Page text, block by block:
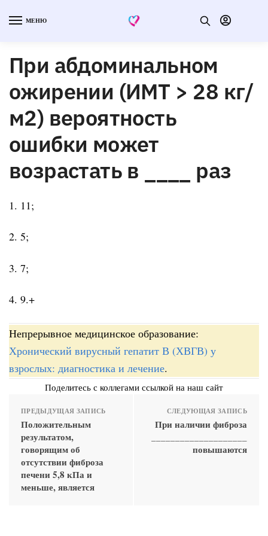
МЕНЮ
При абдоминальном
ожирении (ИМТ > 28 кг/
м2) вероятность
ошибки может
возрастать в ____ раз
1. 11;
2. 5;
3. 7;
4. 9.+
Непрерывное медицинское образование:
Хронический вирусный гепатит В (ХВГВ) у
взрослых: диагностика и лечение.
Поделитесь с коллегами ссылкой на наш сайт
ПРЕДЫДУЩАЯ ЗАПИСЬ
Положительным
результатом,
говорящим об
отсутствии фиброза
печени 5,8 кПа и
меньше, является
СЛЕДУЮЩАЯ ЗАПИСЬ
При наличии фиброза
повышаются